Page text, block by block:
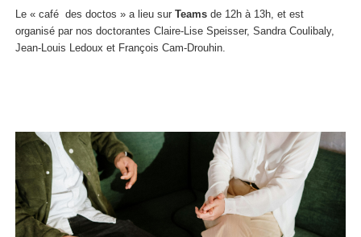
Le « café des doctos » a lieu sur Teams de 12h à 13h, et est
organisé par nos doctorantes Claire-Lise Speisser, Sandra Coulibaly,
Jean-Louis Ledoux et François Cam-Drouhin.